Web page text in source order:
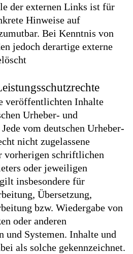
der externen Links ist für
Hinweise auf
Bei Kenntnis von
jedoch derartige externe
veröffentlichten Inhalte
Urheber- und
vom deutschen Urheber-
nicht zugelassene
vorherigen schriftlichen
oder jeweiligen
insbesondere für
Übersetzung,
bzw. Wiedergabe von
oder anderen
und Systemen. Inhalte und
als solche gekennzeichnet.